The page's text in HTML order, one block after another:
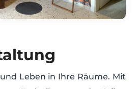
Leben in Ihre Räume. Mit